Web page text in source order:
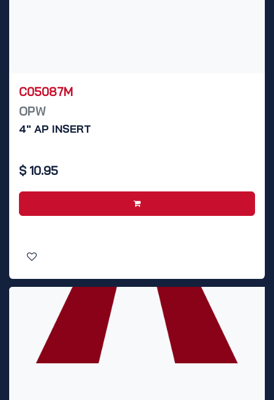
C05087M
OPW
4" AP INSERT
$ 10.95